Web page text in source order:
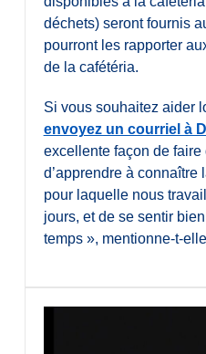
déchets) seront fournis
pourront les rapporter
de la cafétéria.
Si vous souhaitez aider
envoyez un courriel à
excellente façon de
d’apprendre à connaître
pour laquelle nous
jours, et de se sentir
temps », mentionne-t-